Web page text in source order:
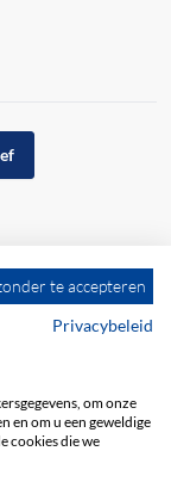
te accepteren
Privacybeleid
om onze
en om u een geweldige
cookies die we